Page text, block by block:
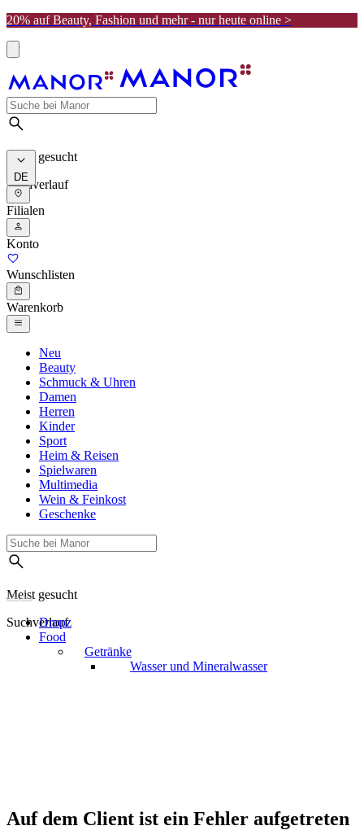
20% auf Beauty, Fashion und mehr - nur heute online >
Meist gesucht
Suchverlauf
DE
Filialen
Konto
Wunschlisten
Warenkorb
Neu
Beauty
Schmuck & Uhren
Damen
Herren
Kinder
Sport
Heim & Reisen
Spielwaren
Multimedia
Wein & Feinkost
Geschenke
Meist gesucht
Suchverlauf
Dropz
Food
Getränke
Wasser und Mineralwasser
Auf dem Client ist ein Fehler aufgetreten